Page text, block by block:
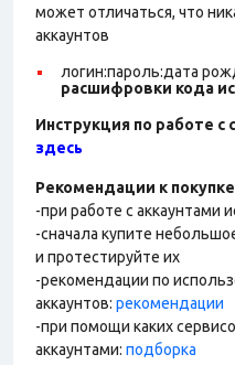
может отличаться, что
аккаунтов
логин:пароль:дата
расшифровки кода
Инструкция по работе с
здесь
Рекомендации к
-при работе с аккаунтами
-сначала купите
и протестируйте их
-рекомендации по
аккаунтов: рекомендации
-при помощи каких
аккаунтами: подборка